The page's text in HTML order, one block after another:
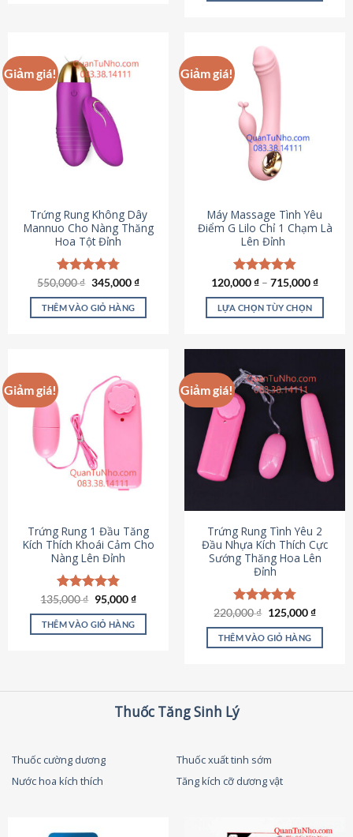
Giảm giá!
Trứng Rung Không Dây
Mannuo Cho Nàng Thăng
Hoa Tột Đỉnh
Được xếp
hạng4.81
5 sao
550,000₫ Giá
là:
550,000 ₫.
345,000₫Giá
tại
THÊM VÀO GIỎ HÀNG
Giảm giá!
Máy Massage Tình Yêu
Điểm G Lilo Chỉ 1 Chạm Là
Lên Đỉnh
Được xếp
hạng4.85
5 sao
120,000₫ – 715,000₫
LỰA CHỌN TÙY CHỌN
có
nhiều
biến
thể.
Các
tùy
chọn
được
chọn
trên
trang
sản
phẩm
Giảm giá!
Trứng Rung 1 Đầu Tăng
Kích Thích Khoái Cảm Cho
Nàng Lên Đỉnh
Được xếp
hạng4.87
5 sao
135,000₫ Giá
gốc
là:
135,000 ₫.
95,000₫Giá
tại
THÊM VÀO GIỎ HÀNG
Giảm giá!
Trứng Rung Tình Yêu 2
Đầu Nhựa Kích Thích Cực
Sướng Thăng Hoa Lên
Đỉnh
Được xếp
hạng4.79
5 sao
220,000₫ Giá
là:
220,000 ₫.
125,000₫Giá
tại
THÊM VÀO GIỎ HÀNG
Thuốc Tăng Sinh Lý
Thuốc cường dương
Thuốc xuất tinh sớm
Nước hoa kích thích
Tăng kích cỡ dương vật